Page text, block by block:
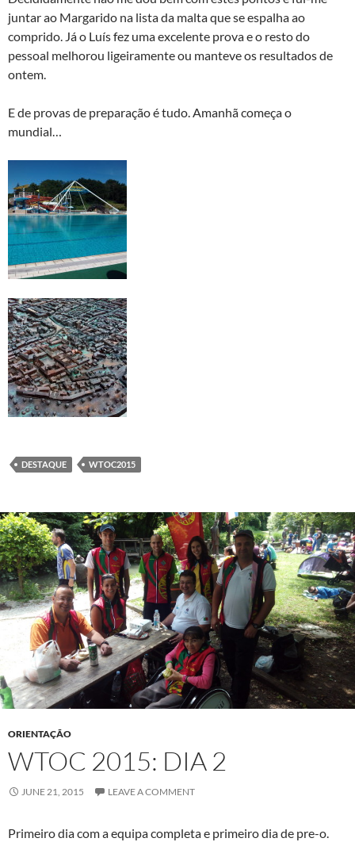
juntar ao Margarido na lista da malta que se espalha ao
comprido. Já o Luís fez uma excelente prova e o resto do
pessoal melhorou ligeiramente ou manteve os resultados de
ontem.
E de provas de preparação é tudo. Amanhã começa o
mundial…
DESTAQUE WTOC2015
ORIENTAÇÃO
WTOC 2015: DIA 2
JUNE 21, 2015 LEAVE A COMMENT
Primeiro dia com a equipa completa e primeiro dia de pre-o.